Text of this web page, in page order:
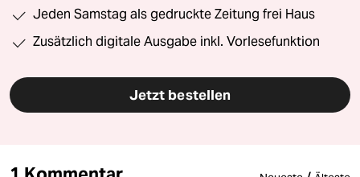
Jeden Samstag als gedruckte Zeitung frei Haus
Zusätzlich digitale Ausgabe inkl. Vorlesefunktion
Jetzt bestellen